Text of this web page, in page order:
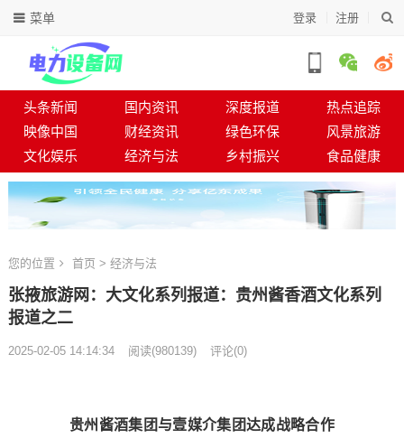
登录 注册
菜单
头条新闻 国内资讯 深度报道
热点追踪
映像中国
财经资讯 绿色环保
风景旅游
文化娱乐
经济与法 乡村振兴 食品健康
您的位置 首页 > 经济与法
张掖旅游网：大文化系列报道：贵州酱香酒文化系列
报道之二
2025-02-05 14:14:34 阅读(980139) 评论(0)
贵州酱酒集团与壹媒介集团达成战略合作